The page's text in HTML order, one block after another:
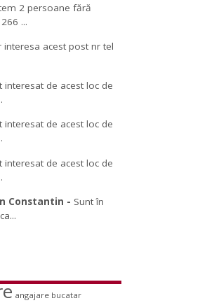
2 persoane fără
...
interesa acest post nr tel
interesat de acest loc de
interesat de acest loc de
interesat de acest loc de
Constantin - Sunt în
angajare bucatar